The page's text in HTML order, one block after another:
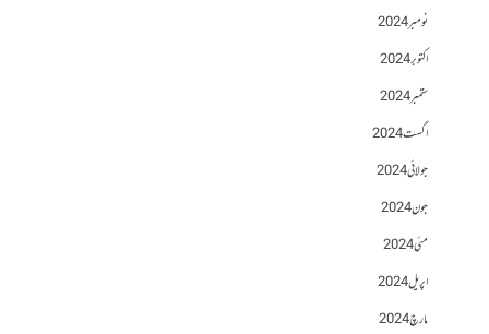
نومبر 2024
اکتوبر 2024
ستمبر 2024
اگست 2024
جولائی 2024
جون 2024
مئی 2024
اپریل 2024
مارچ 2024